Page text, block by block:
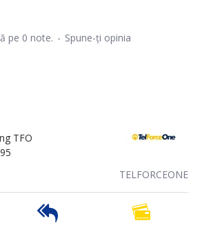
TFO
TELFORCEONE
pe 0 note. - Spune-ţi opinia